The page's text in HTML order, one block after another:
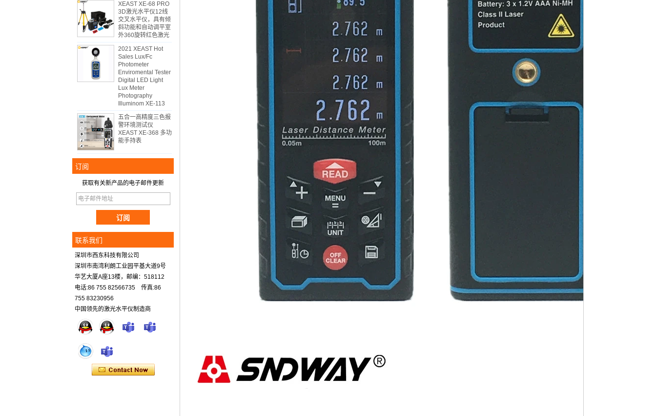
XEAST XE-68 PRO
3D激光水平仪12线
交叉水平仪，具有倾
斜功能和自动调平室
外360旋转红色激光
2021 XEAST Hot
Sales Lux/Fc
Photometer
Enviromental Tester
Digital LED Light
Lux Meter
Photography
Illuminom XE-113
五合一高精度三色报
警环境测试仪
XEAST XE-368 多功
能手持表
订阅
获取有关新产品的电子邮件更新
联系我们
深圳市西东科技有限公司
深圳市南湾利朗工业园平基大道9号
华艺大厦A座13楼，邮编：518112
电话:86 755 82566735 传真:86
755 83230956
中国领先的激光水平仪制造商